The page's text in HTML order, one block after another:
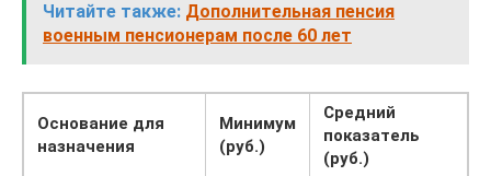
Читайте также: Дополнительная пенсия
военным пенсионерам после 60 лет
Основание для
назначения
Минимум
(руб.)
Средний
показатель
(руб.)